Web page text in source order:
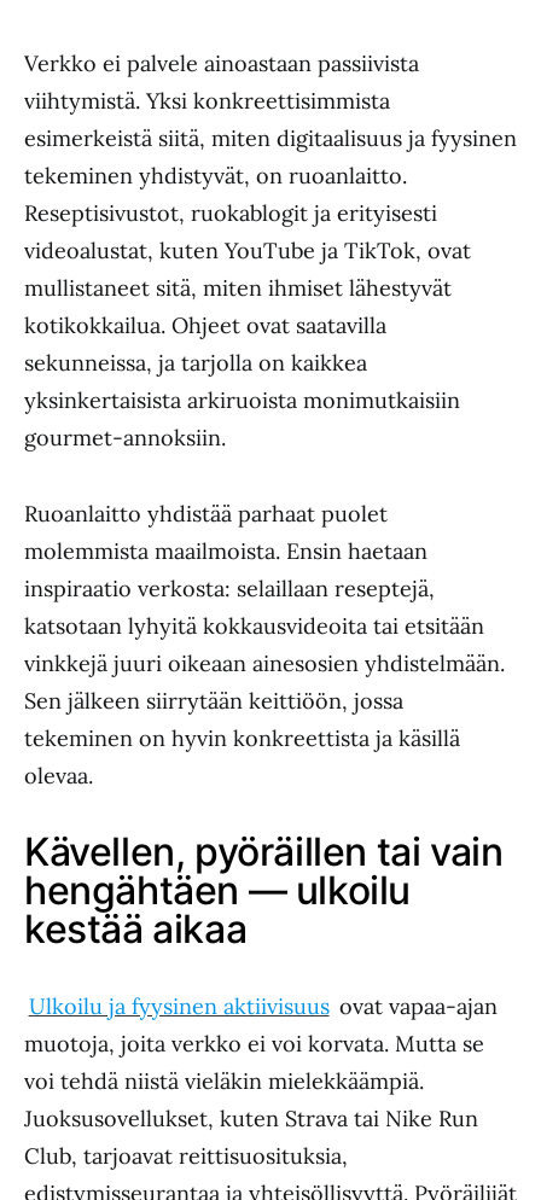
Verkko ei palvele ainoastaan passiivista
viihtymistä. Yksi konkreettisimmista
esimerkeistä siitä, miten digitaalisuus ja fyysinen
tekeminen yhdistyvät, on ruoanlaitto.
Reseptisivustot, ruokablogit ja erityisesti
videoalustat, kuten YouTube ja TikTok, ovat
mullistaneet sitä, miten ihmiset lähestyvät
kotikokkailua. Ohjeet ovat saatavilla
sekunneissa, ja tarjolla on kaikkea
yksinkertaisista arkiruoista monimutkaisiin
gourmet-annoksiin.
Ruoanlaitto yhdistää parhaat puolet
molemmista maailmoista. Ensin haetaan
inspiraatio verkosta: selaillaan reseptejä,
katsotaan lyhyitä kokkausvideoita tai etsitään
vinkkejä juuri oikeaan ainesosien yhdistelmään.
Sen jälkeen siirrytään keittiöön, jossa
tekeminen on hyvin konkreettista ja käsillä
olevaa.
Kävellen, pyöräillen tai vain
hengähtäen — ulkoilu
kestää aikaa
Ulkoilu ja fyysinen aktiivisuus ovat vapaa-ajan
muotoja, joita verkko ei voi korvata. Mutta se
voi tehdä niistä vieläkin mielekkäämpiä.
Juoksusovellukset, kuten Strava tai Nike Run
Club, tarjoavat reittisuosituksia,
edistymisseurantaa ja yhteisöllisyyttä. Pyöräilijät